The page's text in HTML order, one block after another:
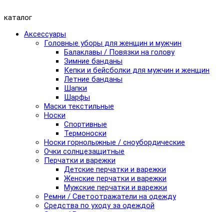
каталог
Аксессуары
Головные уборы для женщин и мужчин
Балаклавы / Повязки на голову
Зимние банданы
Кепки и бейсболки для мужчин и женщин
Летние банданы
Шапки
Шарфы
Маски текстильные
Носки
Спортивные
Термоноски
Носки горнолыжные / сноубордические
Очки солнцезащитные
Перчатки и варежки
Детские перчатки и варежки
Женские перчатки и варежки
Мужские перчатки и варежки
Ремни / Светоотражатели на одежду
Средства по уходу за одеждой